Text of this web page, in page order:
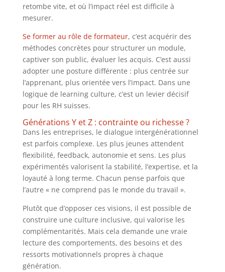
retombe vite, et où l’impact réel est difficile à
mesurer.
Se former au rôle de formateur, c’est acquérir des
méthodes concrètes pour structurer un module,
captiver son public, évaluer les acquis. C’est aussi
adopter une posture différente : plus centrée sur
l’apprenant, plus orientée vers l’impact. Dans une
logique de learning culture, c’est un levier décisif
pour les RH suisses.
Générations Y et Z : contrainte ou richesse ?
Dans les entreprises, le dialogue intergénérationnel
est parfois complexe. Les plus jeunes attendent
flexibilité, feedback, autonomie et sens. Les plus
expérimentés valorisent la stabilité, l’expertise, et la
loyauté à long terme. Chacun pense parfois que
l’autre « ne comprend pas le monde du travail ».
Plutôt que d’opposer ces visions, il est possible de
construire une culture inclusive, qui valorise les
complémentarités. Mais cela demande une vraie
lecture des comportements, des besoins et des
ressorts motivationnels propres à chaque
génération.